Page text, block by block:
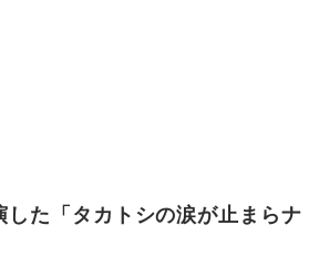
した「タカトシの涙が止まらナ